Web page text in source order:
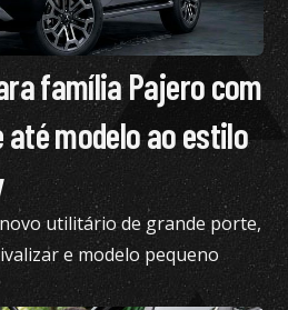
família Pajero com
até modelo ao estilo
utilitário de grande porte,
e modelo pequeno